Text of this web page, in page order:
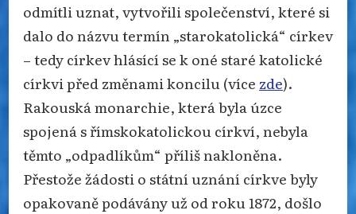
odmítli uznat, vytvořili společenství, které si
dalo do názvu termín „starokatolická“ církev
– tedy církev hlásící se k oné staré katolické
církvi před změnami koncilu (více zde).
Rakouská monarchie, která byla úzce
spojená s římskokatolickou církví, nebyla
těmto „odpadlíkům“ příliš nakloněna.
Přestože žádosti o státní uznání církve byly
opakovaně podávány už od roku 1872, došlo